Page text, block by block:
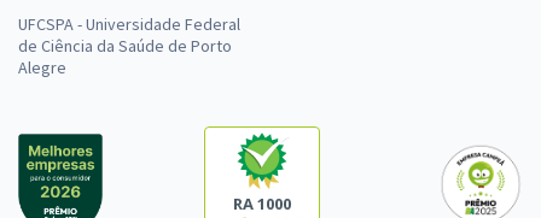
UFCSPA - Universidade Federal
de Ciência da Saúde de Porto
Alegre
RA 1000